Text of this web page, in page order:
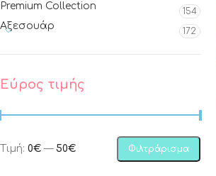
Premium Collection 154
Αξεσουάρ 172
Εύρος τιμής
Φιλτράρισμα
Τιμή: 0€ — 50€